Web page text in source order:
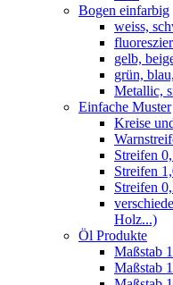
Bogen einfarbig
weiss,
gelb,
grün,
Metallic,
Einfache Muster
Kreise
Streifen
Streifen
Streifen
Holz...)
Öl Produkte
Maßstab
Maßstab